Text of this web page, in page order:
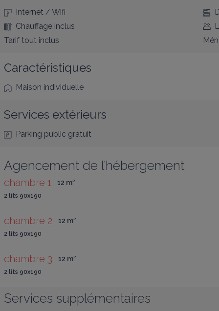
Internet / Wifi
Chauffage inclus
Tarif tout inclus
Caractéristiques
Maison individuelle
Services extérieurs
Parking public gratuit
Agencement de l’hébergement
chambre 1 12 m²
2 lits 90x190
chambre 2 12 m²
2 lits 90x190
chambre 3 12 m²
2 lits 90x190
Services supplémentaires